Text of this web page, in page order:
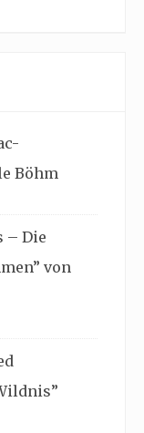
Böhm
– Die
von